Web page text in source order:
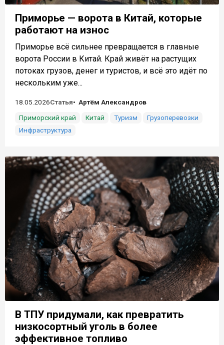
Приморье — ворота в Китай, которые
работают на износ
Приморье всё сильнее превращается в главные
ворота России в Китай. Край живёт на растущих
потоках грузов, денег и туристов, и всё это идёт по
нескольким уже...
18.05.2026Статья
Артём Александров
Приморский край
Китай Туризм
Грузоперевозки
Инфраструктура
В ТПУ придумали, как превратить
низкосортный уголь в более
эффективное топливо